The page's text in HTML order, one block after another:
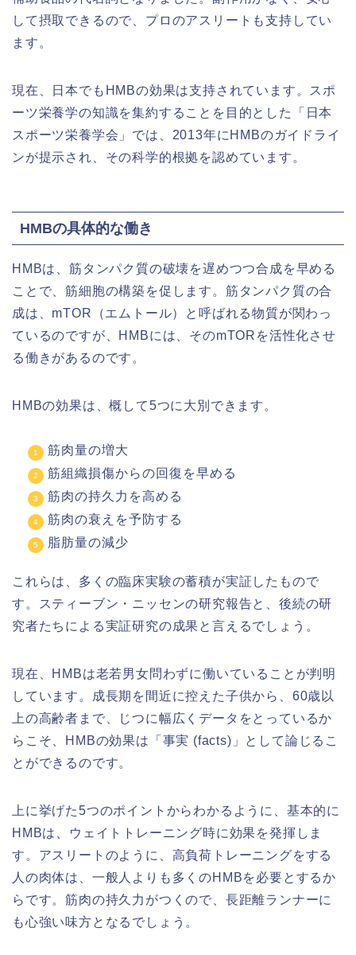
して摂取できるので、プロのアスリートも支持してい
ます。
現在、日本でもHMBの効果は支持されています。スポ
ーツ栄養学の知識を集約することを目的とした「日本
スポーツ栄養学会」では、2013年にHMBのガイドライ
ンが提示され、その科学的根拠を認めています。
HMBの具体的な働き
HMBは、筋タンパク質の破壊を遅めつつ合成を早める
ことで、筋細胞の構築を促します。筋タンパク質の合
成は、mTOR（エムトール）と呼ばれる物質が関わっ
ているのですが、HMBには、そのmTORを活性化させ
る働きがあるのです。
HMBの効果は、概して5つに大別できます。
筋肉量の増大
筋組織損傷からの回復を早める
筋肉の持久力を高める
筋肉の衰えを予防する
脂肪量の減少
これらは、多くの臨床実験の蓄積が実証したもので
す。スティーブン・ニッセンの研究報告と、後続の研
究者たちによる実証研究の成果と言えるでしょう。
現在、HMBは老若男女問わずに働いていることが判明
しています。成長期を間近に控えた子供から、60歳以
上の高齢者まで、じつに幅広くデータをとっているか
らこそ、HMBの効果は「事実 (facts)」として論じるこ
とができるのです。
上に挙げた5つのポイントからわかるように、基本的に
HMBは、ウェイトトレーニング時に効果を発揮しま
す。アスリートのように、高負荷トレーニングをする
人の肉体は、一般人よりも多くのHMBを必要とするか
らです。筋肉の持久力がつくので、長距離ランナーに
も心強い味方となるでしょう。